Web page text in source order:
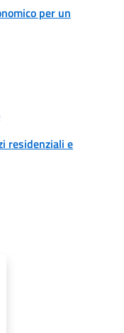
per un
residenziali e